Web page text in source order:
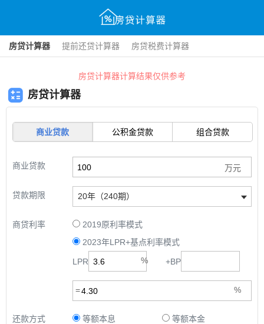
房贷计算器 提前还贷计算器 房贷税费计算器
房贷计算器计算结果仅供参考
房贷计算器
商业贷款 公积金贷款 组合贷款
商业贷款
贷款期限 20年（240期）
商贷利率
2019原利率模式
2023年LPR+基点利率模式
LPR +BP
还款方式 等额本息 等额本金